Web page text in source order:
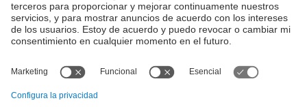
encontraréis en la raíz de español, vuestros datos
personalizados de contacto.
Formulario de contacto